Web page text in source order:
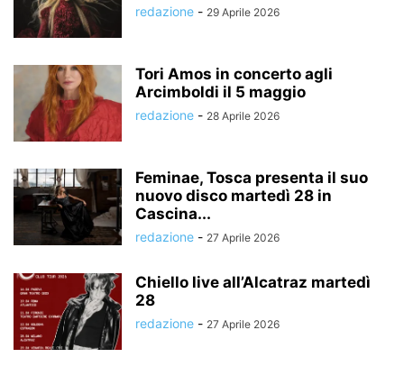
redazione - 29 Aprile 2026
Tori Amos in concerto agli
Arcimboldi il 5 maggio
redazione - 28 Aprile 2026
Feminae, Tosca presenta il suo
nuovo disco martedì 28 in
Cascina...
redazione - 27 Aprile 2026
Chiello live all’Alcatraz martedì
28
redazione - 27 Aprile 2026